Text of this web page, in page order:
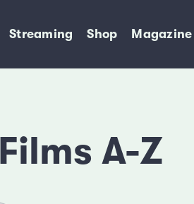
Streaming Shop Magazine
Films A-Z